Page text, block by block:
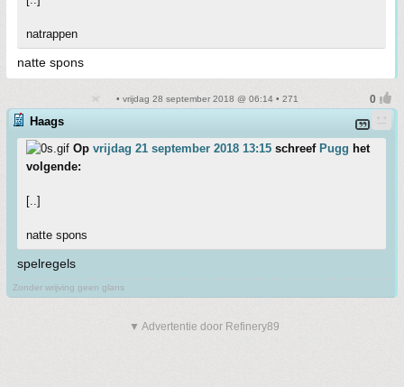
natrappen
natte spons
• vrijdag 28 september 2018 @ 06:14 • 271
Haags
Op vrijdag 21 september 2018 13:15 schreef Pugg het
volgende:
[..]
natte spons
spelregels
Zonder wrijving geen glans
▼ Advertentie door Refinery89